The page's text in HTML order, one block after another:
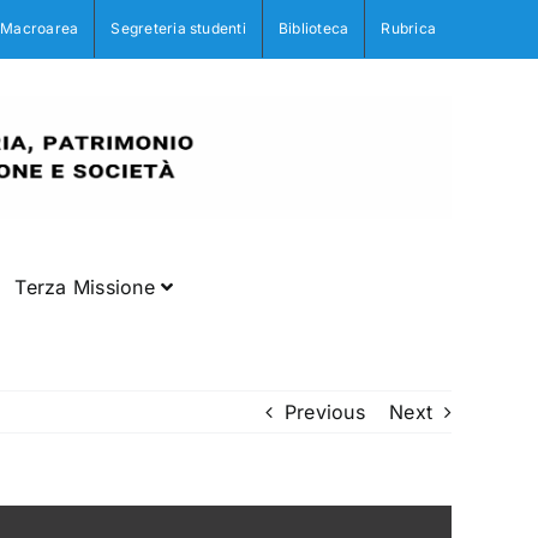
Macroarea Segreteria studenti Biblioteca Rubrica
Terza Missione
Previous Next